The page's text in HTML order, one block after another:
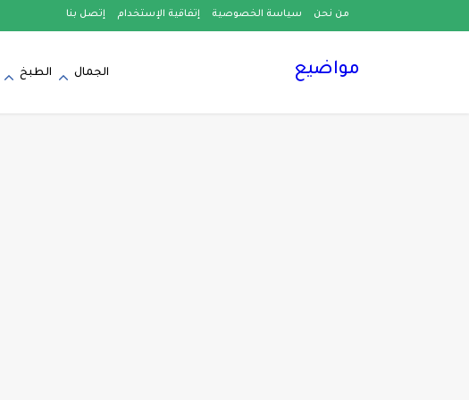
من نحن سياسة الخصوصية إتفاقية الإستخدام إتصل بنا
مواضيع الجمال الطبخ